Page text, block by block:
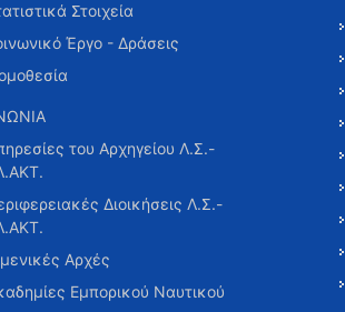
Στοιχεία
Έργο - Δράσεις
του Αρχηγείου Λ.Σ.-
Διοικήσεις Λ.Σ.-
Αρχές
Εμπορικού Ναυτικού